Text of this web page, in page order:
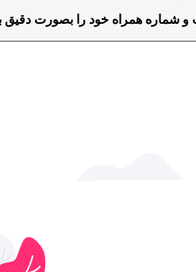
شماره همراه خود را بصورت دقیق